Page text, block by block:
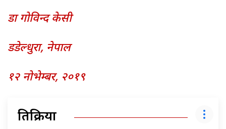
डा गोविन्द केसी
डडेल्धुरा, नेपाल
१२ नोभेम्बर, २०१९
प्रतिक्रिया